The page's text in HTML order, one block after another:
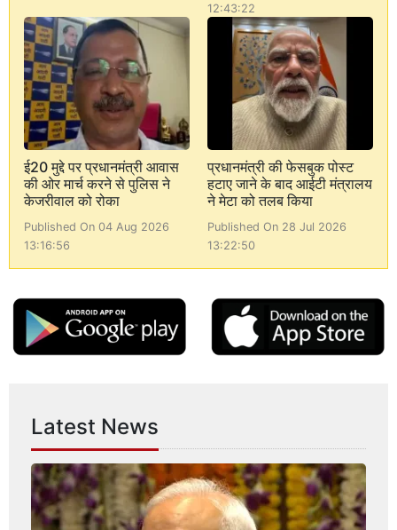
12:43:22
ई20 मुद्दे पर प्रधानमंत्री आवास
की ओर मार्च करने से पुलिस ने
केजरीवाल को रोका
Published On 04 Aug 2026
13:16:56
प्रधानमंत्री की फेसबुक पोस्ट
हटाए जाने के बाद आईटी मंत्रालय
ने मेटा को तलब किया
Published On 28 Jul 2026
13:22:50
Latest News